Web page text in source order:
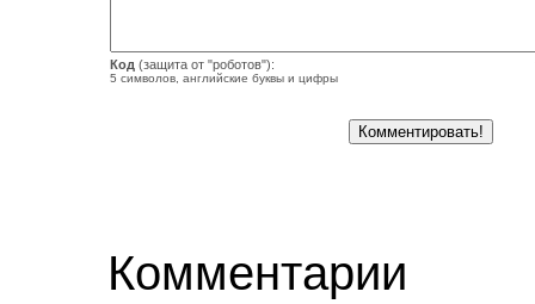
Код (защита от "роботов"):
5 символов, английские буквы и цифры
Комментарии